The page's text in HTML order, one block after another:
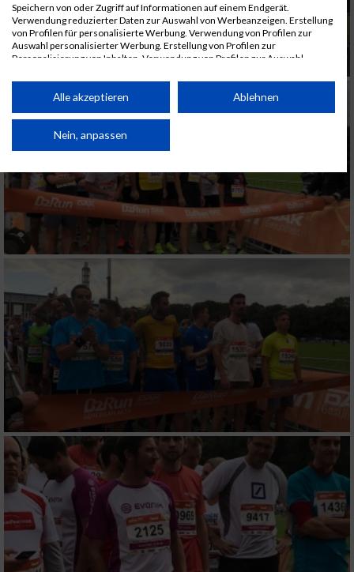
Speichern von oder Zugriff auf Informationen auf einem Endgerät.
Verwendung reduzierter Daten zur Auswahl von Werbeanzeigen. Erstellung
von Profilen für personalisierte Werbung. Verwendung von Profilen zur
Auswahl personalisierter Werbung. Erstellung von Profilen zur
Personalisierung von Inhalten. Verwendung von Profilen zur Auswahl
Performance von Inhalten. Analyse von Zielgruppen durch Statistiken oder
Kombinationen von Daten aus verschiedenen Quellen. Entwicklung und
von Inhalten.
Daten können außerhalb der Europäischen Union weitergegeben und in die
Website/App.
Partnerliste anzeigen (1 IAB-Anbieter)
Wir nutzen Ihre Daten für folgende Zwecke:
IAB-Verarbeitungszwecke:
Speichern von oder Zugriff auf Informationen
auf einem Endgerät
Verwendung reduzierter Daten zur Auswahl
von Werbeanzeigen
Erstellung von Profilen für personalisierte
Werbung
Verwendung von Profilen zur Auswahl
personalisierter Werbung
Erstellung von Profilen zur Personalisierung
von Inhalten
Verwendung von Profilen zur Auswahl
personalisierter Inhalte
Alle akzeptieren Ablehnen
Nein, anpassen